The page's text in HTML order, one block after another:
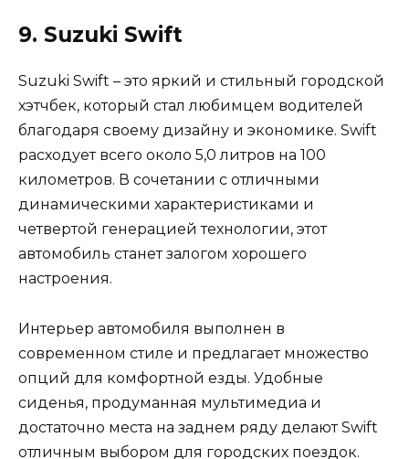
9. Suzuki Swift
Suzuki Swift – это яркий и стильный городской
хэтчбек, который стал любимцем водителей
благодаря своему дизайну и экономике. Swift
расходует всего около 5,0 литров на 100
километров. В сочетании с отличными
динамическими характеристиками и
четвертой генерацией технологии, этот
автомобиль станет залогом хорошего
настроения.
Интерьер автомобиля выполнен в
современном стиле и предлагает множество
опций для комфортной езды. Удобные
сиденья, продуманная мультимедиа и
достаточно места на заднем ряду делают Swift
отличным выбором для городских поездок.